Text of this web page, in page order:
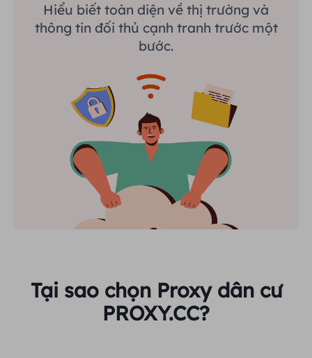
Hiểu biết toàn diện về thị trường và
thông tin đối thủ cạnh tranh trước một
bước.
Tại sao chọn Proxy dân cư
PROXY.CC?